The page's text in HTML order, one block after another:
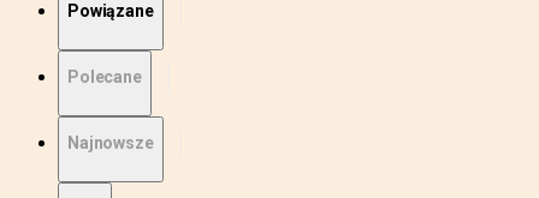
Powiązane
Polecane
Najnowsze